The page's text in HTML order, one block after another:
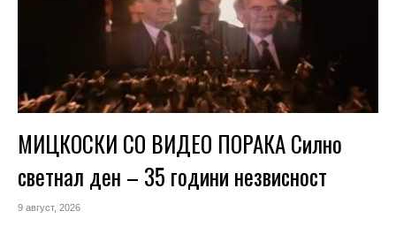
МИЦКОСКИ СО ВИДЕО ПОРАКА Силно
светнал ден – 35 години незвисност
9 август, 2026